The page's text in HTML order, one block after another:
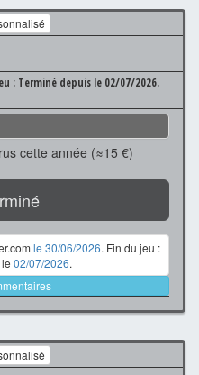
: Terminé depuis le 02/07/2026.
cette année (≈15 €)
le 30/06/2026. Fin du jeu :
02/07/2026.